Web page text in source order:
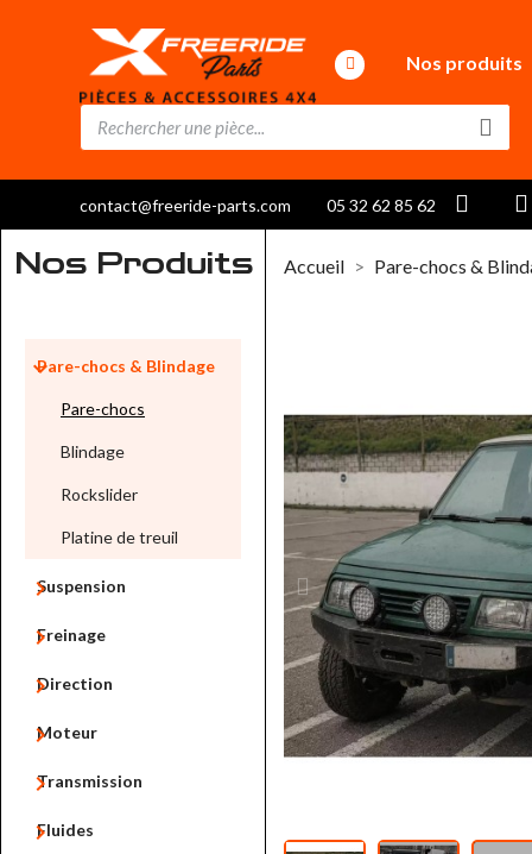
Nos produits
contact@freeride-parts.com 05 32 62 85 62
Accueil Pare-chocs &
Nos Produits
Pare-chocs & Blindage

Pare-chocs
Blindage
Rockslider
Platine de treuil
Suspension

Freinage

Direction

Moteur

Transmission

Fluides
